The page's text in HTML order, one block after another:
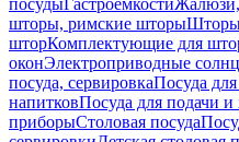
посудыГастроемкости
шторы, римские шторы
шторКомплектующие для
оконЭлектроприводные
посуда, сервировкаПосуда
напитковПосуда для подачи и
приборыСтоловая посуда